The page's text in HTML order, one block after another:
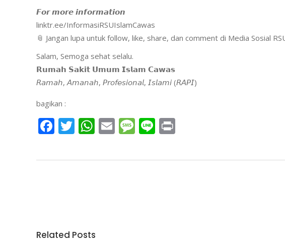
𝙁𝙤𝙧 𝙢𝙤𝙧𝙚 𝙞𝙣𝙛𝙤𝙧𝙢𝙖𝙩𝙞𝙤𝙣
linktr.ee/InformasiRSUIslamCawas
📎 Jangan lupa untuk follow, like, share, dan comment di Media Sosial
Salam, Semoga sehat selalu.
𝗥𝘂𝗺𝗮𝗵 𝗦𝗮𝗸𝗶𝘁 𝗨𝗺𝘂𝗺 𝗜𝘀𝗹𝗮𝗺 𝗖𝗮𝘄𝗮𝘀
𝘙𝘢𝘮𝘢𝘩, 𝘈𝘮𝘢𝘯𝘢𝘩, 𝘗𝘳𝘰𝘧𝘦𝘴𝘪𝘰𝘯𝘢𝘭, 𝘐𝘴𝘭𝘢𝘮𝘪 (𝘙𝘈𝘗𝘐)
bagikan :
Facebook
Twitter
WhatsApp
EmailMessage
Line
Related Posts